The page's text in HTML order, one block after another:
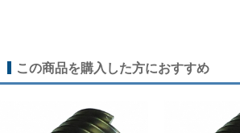
この商品を購入した方におすすめ